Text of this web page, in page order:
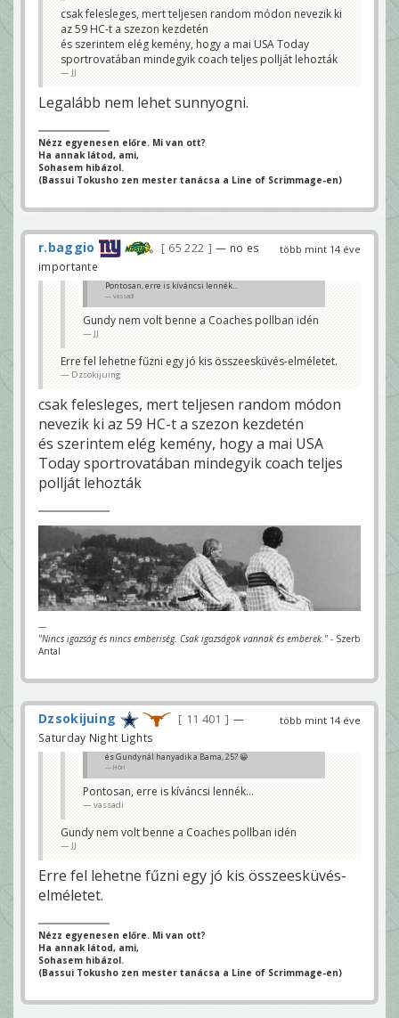
csak felesleges, mert teljesen random módon nevezik ki
az 59 HC-t a szezon kezdetén
és szerintem elég kemény, hogy a mai USA Today
sportrovatában mindegyik coach teljes pollját lehozták
JJ
Legalább nem lehet sunnyogni.
Nézz egyenesen előre. Mi van ott?
Ha annak látod, ami,
Sohasem hibázol.
(Bassui Tokusho zen mester tanácsa a Line of Scrimmage-en)
több mint 14 éve
r.baggio 65 222
— no es
importante
Pontosan, erre is kíváncsi lennék...
vassadi
Gundy nem volt benne a Coaches pollban idén
JJ
Erre fel lehetne fűzni egy jó kis összeesküvés-elméletet.
Dzsokijuing
csak felesleges, mert teljesen random módon
nevezik ki az 59 HC-t a szezon kezdetén
és szerintem elég kemény, hogy a mai USA
Today sportrovatában mindegyik coach teljes
pollját lehozták
---
"Nincs igazság és nincs emberiség. Csak igazságok vannak és emberek." - Szerb
Antal
több mint 14 éve
Dzsokijuing 11 401
—
Saturday Night Lights
és Gundynál hanyadik a Bama, 25? 😀
Höri
Pontosan, erre is kíváncsi lennék...
vassadi
Gundy nem volt benne a Coaches pollban idén
JJ
Erre fel lehetne fűzni egy jó kis összeesküvés-
elméletet.
Nézz egyenesen előre. Mi van ott?
Ha annak látod, ami,
Sohasem hibázol.
(Bassui Tokusho zen mester tanácsa a Line of Scrimmage-en)